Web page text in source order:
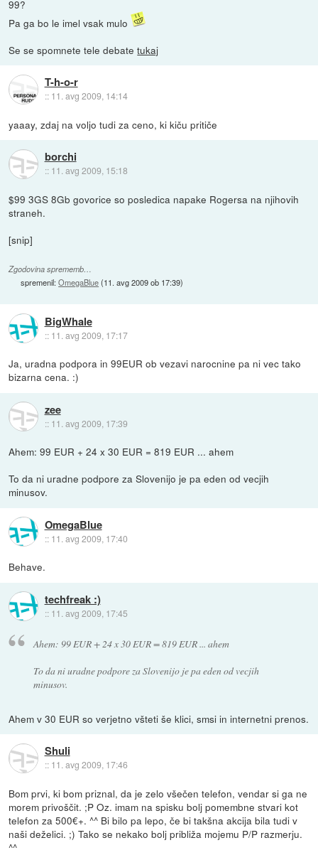
99?
Pa ga bo le imel vsak mulo
Se se spomnete tele debatetukaj
T-h-o-r
:: 11. avg 2009, 14:14
yaaay, zdaj na voljo tudi za ceno, ki kiču pritiče
borchi
:: 11. avg 2009, 15:18
$99 3GS 8Gb govorice so posledica napake Rogersa na njihovih
straneh.
[snip]
Zgodovina sprememb…
spremenil:OmegaBlue(11. avg 2009 ob 17:39)
BigWhale
:: 11. avg 2009, 17:17
Ja, uradna podpora in 99EUR ob vezavi narocnine pa ni vec tako
bizarna cena. :)
zee
:: 11. avg 2009, 17:39
Ahem: 99 EUR + 24 x 30 EUR = 819 EUR ... ahem
To da ni uradne podpore za Slovenijo je pa eden od vecjih
minusov.
OmegaBlue
:: 11. avg 2009, 17:40
Behave.
techfreak :)
:: 11. avg 2009, 17:45
Ahem: 99 EUR + 24 x 30 EUR = 819 EUR ... ahem
To da ni uradne podpore za Slovenijo je pa eden od vecjih
minusov.
Ahem v 30 EUR so verjetno všteti še klici, smsi in internetni prenos.
Shuli
:: 11. avg 2009, 17:46
Bom prvi, ki bom priznal, da je zelo všečen telefon, vendar si ga ne
morem privoščit. ;P Oz. imam na spisku bolj pomembne stvari kot
telefon za 500€+. ^^ Bi bilo pa lepo, če bi takšna akcija bila tudi v
naši deželici. ;) Tako se nekako bolj približa mojemu P/P razmerju.
^^